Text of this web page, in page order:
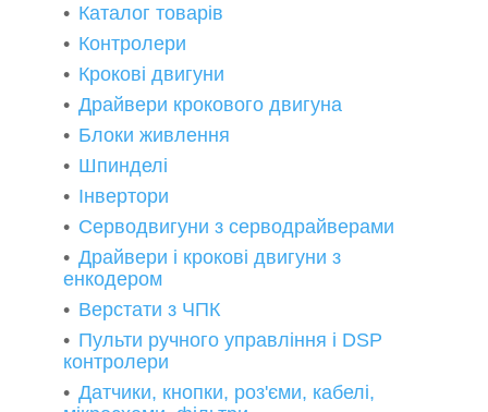
Каталог товарів
Контролери
Крокові двигуни
Драйвери крокового двигуна
Блоки живлення
Шпинделі
Інвертори
Серводвигуни з серводрайверами
Драйвери і крокові двигуни з
енкодером
Верстати з ЧПК
Пульти ручного управління і DSP
контролери
Датчики, кнопки, роз'єми, кабелі,